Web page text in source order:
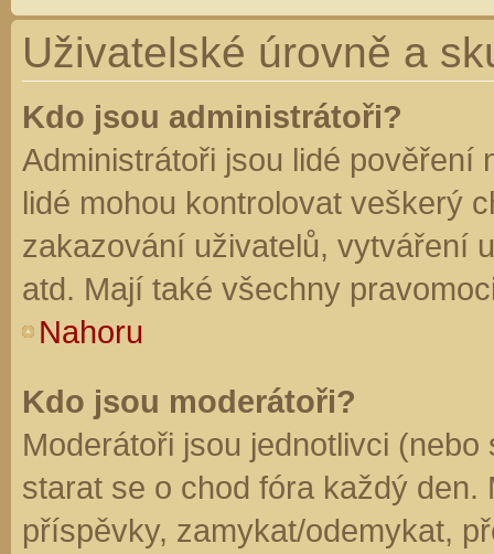
Uživatelské úrovně a
Kdo jsou administrátoři?
Administrátoři jsou lidé pověření
lidé mohou kontrolovat veškerý
zakazování uživatelů, vytváření
atd. Mají také všechny
Nahoru
Kdo jsou moderátoři?
Moderátoři jsou jednotlivci
starat se o chod fóra každý
příspěvky, zamykat/odemykat,